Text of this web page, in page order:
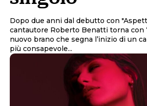
Dopo due anni dal debutto con
cantautore Roberto Benatti torna con
nuovo brano che segna l’inizio di un
più consapevole...